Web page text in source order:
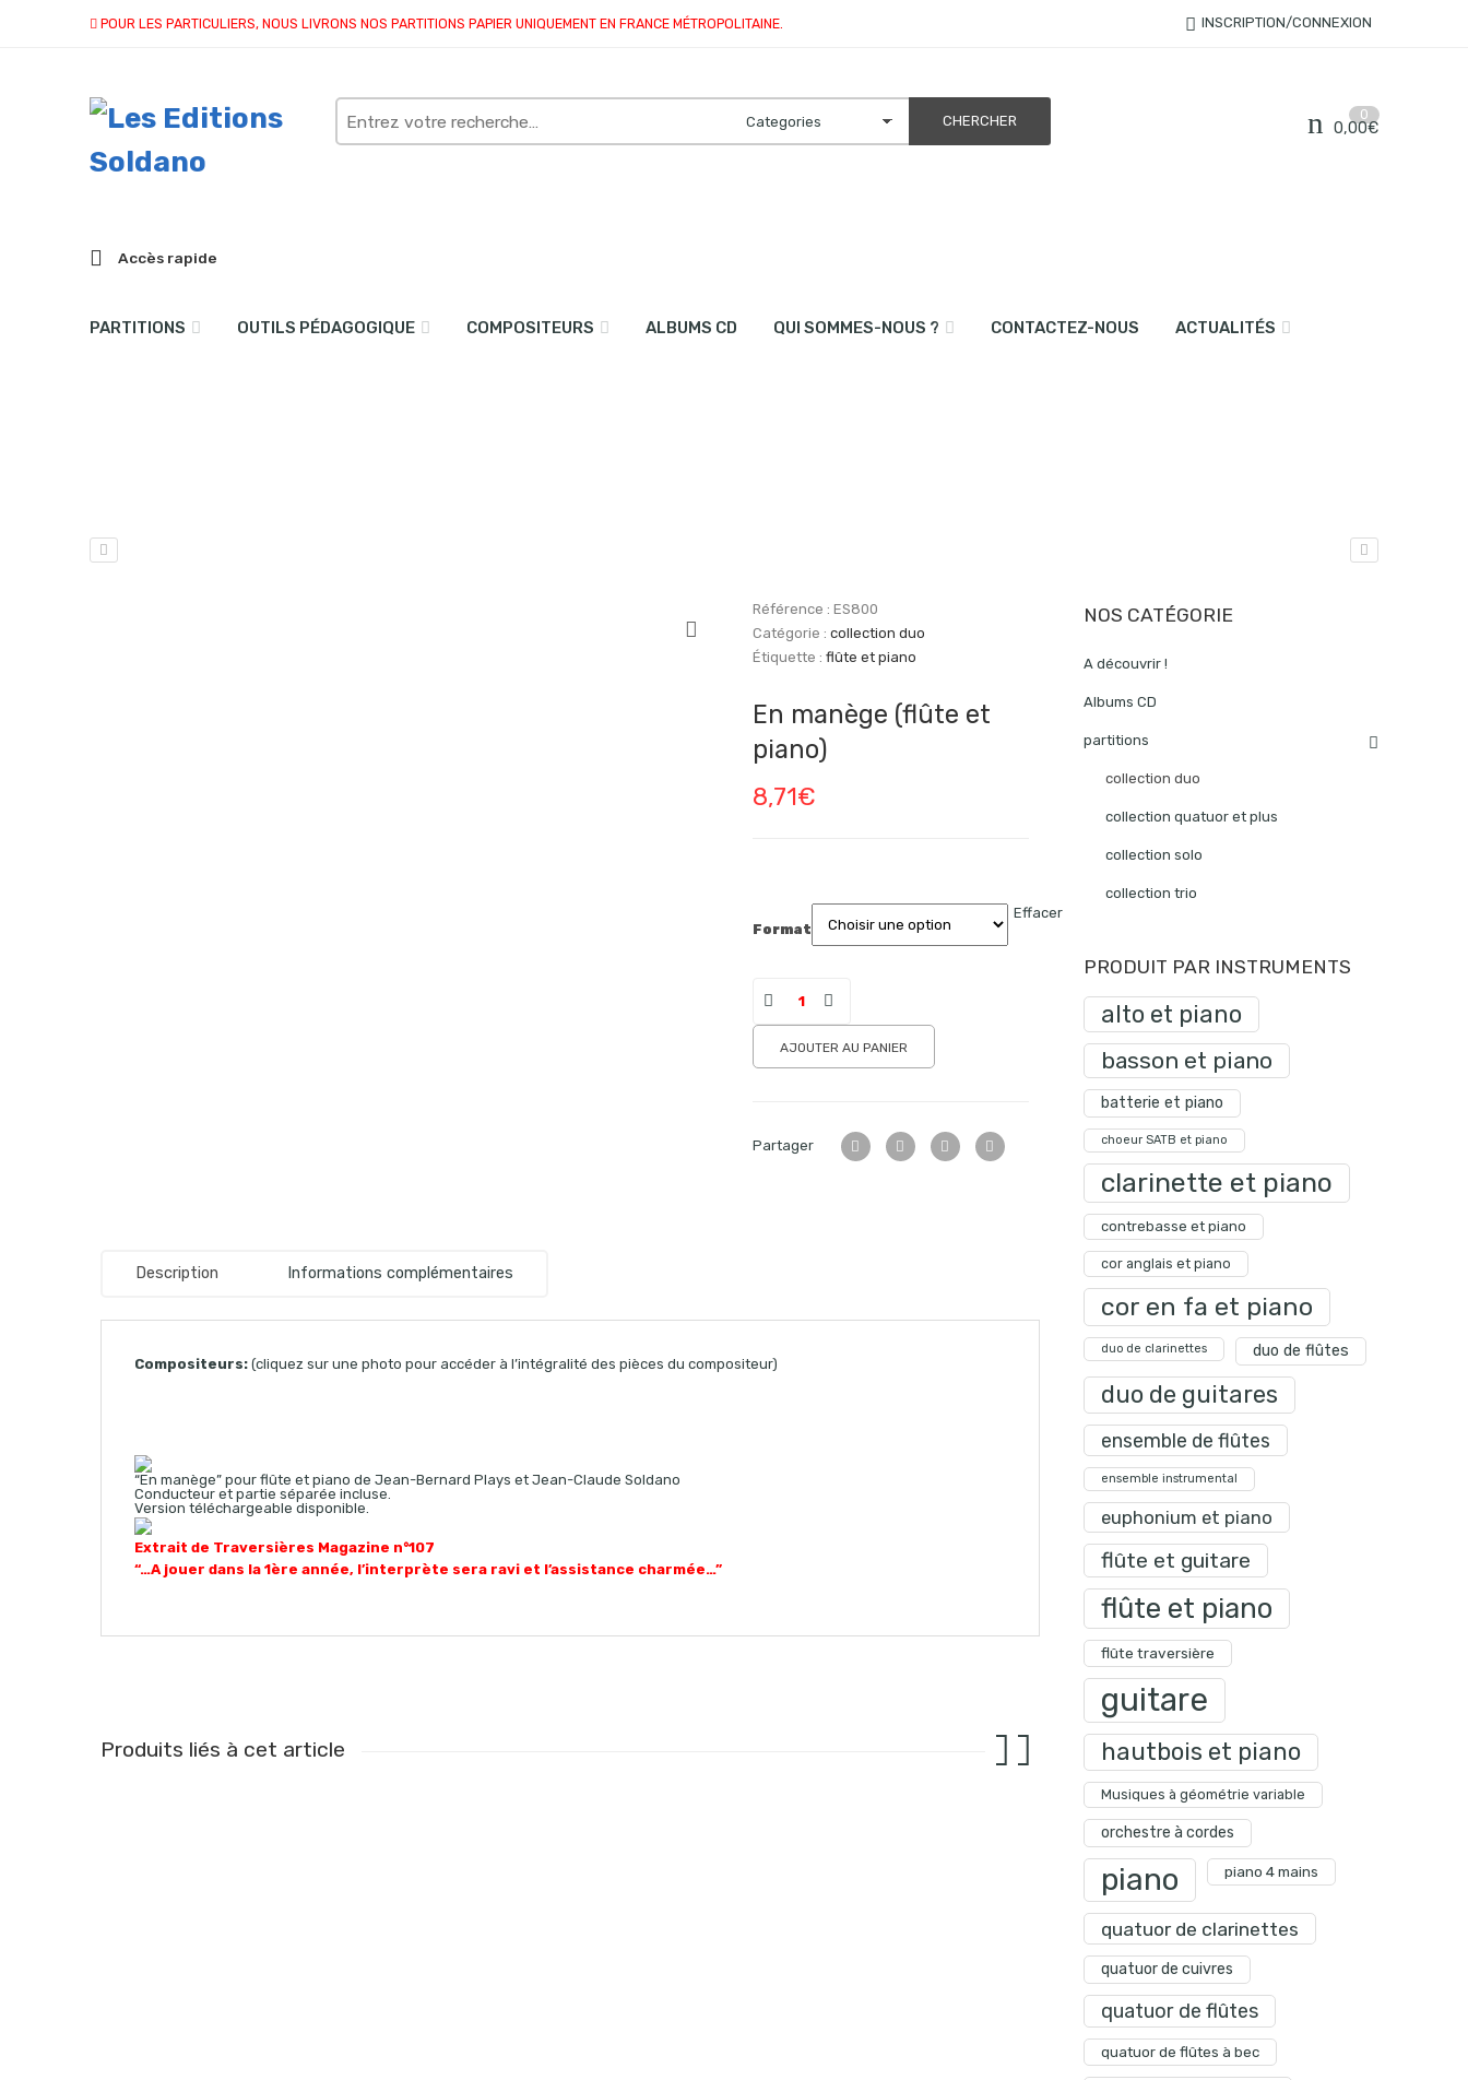
POUR LES PARTICULIERS, NOUS LIVRONS NOS PARTITIONS PAPIER UNIQUEMENT EN FRANCE MÉTROPOLITAINE. INSCRIPTION/CONNEXION
Search
here
0
0,00€
Accès rapide
PARTITIONS OUTILS PÉDAGOGIQUE COMPOSITEURS ALBUMS CD QUI SOMMES-NOUS ? CONTACTEZ-NOUS ACTUALITÉS
Référence : ES800
Catégorie : collection duo
Étiquette : flûte et piano
En manège (flûte et
piano)
8,71€
Format
Effacer
AJOUTER AU PANIER
Partager
Description Informations complémentaires
Compositeurs: (cliquez sur une photo pour accéder à l’intégralité des pièces du compositeur)
“En manège” pour flûte et piano de Jean-Bernard Plays et Jean-Claude Soldano
Conducteur et partie séparée incluse.
Version téléchargeable disponible.
Extrait de Traversières Magazine n°107
“…A jouer dans la 1ère année, l’interprète sera ravi et l’assistance charmée…”
Produits liés à cet article
NOS CATÉGORIE
A découvrir !
Albums CD
partitions
collection duo
collection quatuor et plus
collection solo
collection trio
PRODUIT PAR INSTRUMENTS
alto et piano
basson et piano
batterie et piano
choeur SATB et piano
clarinette et piano
contrebasse et piano
cor anglais et piano
cor en fa et piano
duo de clarinettes duo de flûtes
duo de guitares
ensemble de flûtes
ensemble instrumental
euphonium et piano
flûte et guitare
flûte et piano
flûte traversière
guitare
hautbois et piano
Musiques à géométrie variable
orchestre à cordes
piano piano 4 mains
quatuor de clarinettes
quatuor de cuivres
quatuor de flûtes
quatuor de flûtes à bec